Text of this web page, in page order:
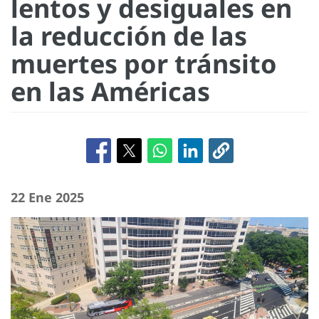
lentos y desiguales en
la reducción de las
muertes por tránsito
en las Américas
22 Ene 2025